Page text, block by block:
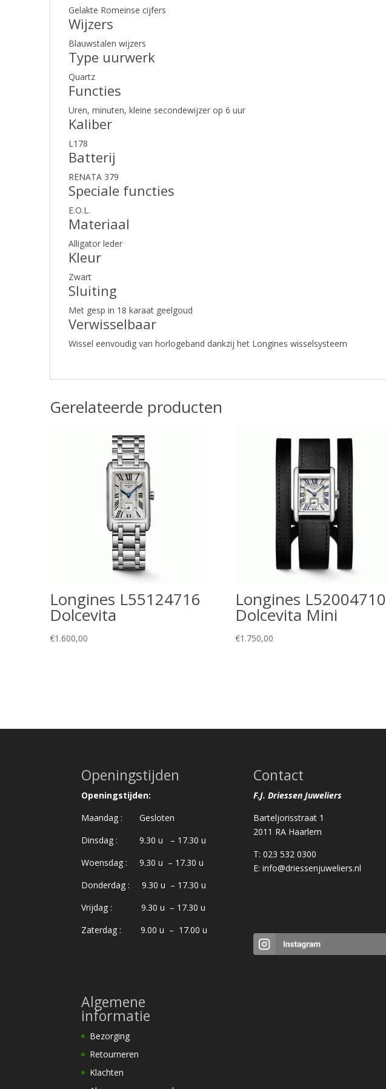
Gelakte Romeinse cijfers
Wijzers
Blauwstalen wijzers
Type uurwerk
Quartz
Functies
Uren, minuten, kleine secondewijzer op 6 uur
Kaliber
L178
Batterij
RENATA 379
Speciale functies
E.O.L.
Materiaal
Alligator leder
Kleur
Zwart
Sluiting
Met gesp in 18 karaat geelgoud
Verwisselbaar
Wissel eenvoudig van horlogeband dankzij het Longines wisselsysteem
Gerelateerde producten
Longines L55124716
Dolcevita
€1.600,00
Longines L52004710
Dolcevita Mini
€1.750,00
Openingstijden
Openingstijden:
Maandag : Gesloten
Dinsdag : 9.30 u – 17.30 u
Woensdag : 9.30 u – 17.30 u
Donderdag : 9.30 u – 17.30 u
Vrijdag : 9.30 u – 17.30 u
Zaterdag : 9.00 u – 17.00 u
Algemene
informatie
Bezorging
Retourneren
Klachten
Contact
F.J. Driessen Juweliers
Barteljorisstraat 1
2011 RA Haarlem
T: 023 532 0300
E: info@driessenjuweliers.nl